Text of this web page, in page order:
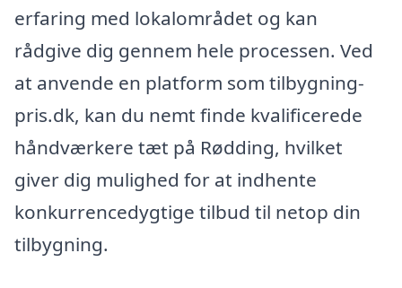
erfaring med lokalområdet og kan
rådgive dig gennem hele processen. Ved
at anvende en platform som tilbygning-
pris.dk, kan du nemt finde kvalificerede
håndværkere tæt på Rødding, hvilket
giver dig mulighed for at indhente
konkurrencedygtige tilbud til netop din
tilbygning.